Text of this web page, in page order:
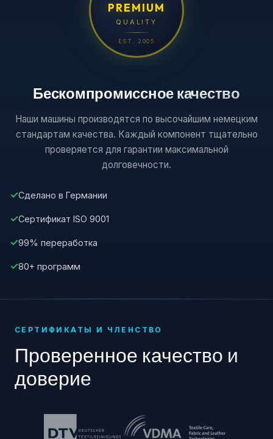
PREMIUM
QUALITY
EST. 2005
Бескомпромиссное качество
Наши машины производятся по высочайшим немецким
стандартам качества. Каждый компонент тщательно
проверяется для гарантии максимальной
долговечности.
✓Сделано в Германии
✓Сертификат ISO 9001
✓99% переработка
✓80+ программ
СЕРТИФИКАТЫ И ЧЛЕНСТВО
Проверенное качество и
доверие